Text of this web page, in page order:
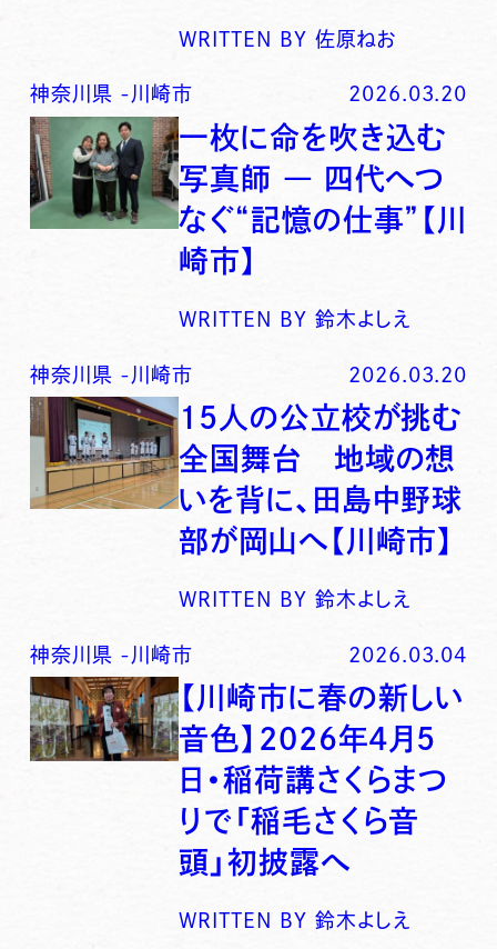
WRITTEN BY 佐原ねお
神奈川県 - 川崎市 2026.03.20
一枚に命を吹き込む
写真師 ― 四代へつ
なぐ“記憶の仕事”【川
崎市】
WRITTEN BY 鈴木よしえ
神奈川県 - 川崎市 2026.03.20
15人の公立校が挑む
全国舞台 地域の想
いを背に、田島中野球
部が岡山へ【川崎市】
WRITTEN BY 鈴木よしえ
神奈川県 - 川崎市 2026.03.04
【川崎市に春の新しい
音色】2026年4月5
日・稲荷講さくらまつ
りで「稲毛さくら音
頭」初披露へ
WRITTEN BY 鈴木よしえ